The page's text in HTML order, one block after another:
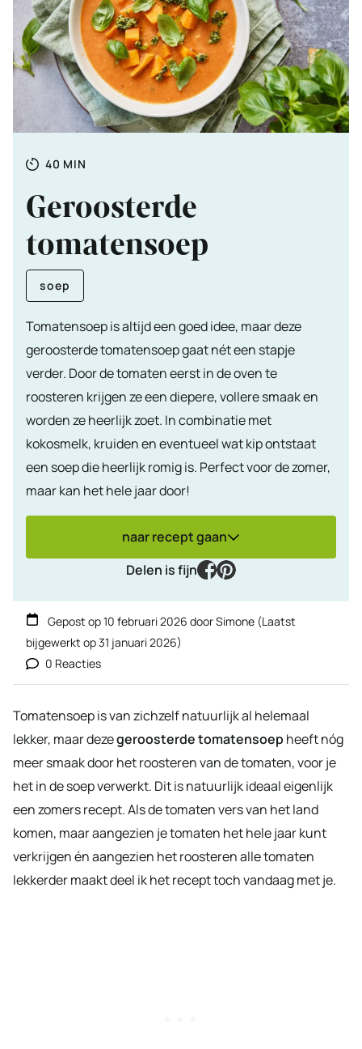
Totale
40 MINUTEN
MIN
Geroosterde
tomatensoep
soep
Tomatensoep is altijd een goed idee, maar deze
geroosterde tomatensoep gaat nét een stapje
verder. Door de tomaten eerst in de oven te
roosteren krijgen ze een diepere, vollere smaak en
worden ze heerlijk zoet. In combinatie met
kokosmelk, kruiden en eventueel wat kip ontstaat
een soep die heerlijk romig is. Perfect voor de zomer,
maar kan het hele jaar door!
naar recept gaan
Delen is fijn
facebook
pinterest
Gepost op10 februari 2026 doorSimone (Laatst
bijgewerkt op31 januari 2026)
0 Reacties
Tomatensoep is van zichzelf natuurlijk al helemaal
lekker, maar dezegeroosterde tomatensoep heeft nóg
meer smaak door het roosteren van de tomaten, voor je
het in de soep verwerkt. Dit is natuurlijk ideaal eigenlijk
een zomers recept. Als de tomaten vers van het land
komen, maar aangezien je tomaten het hele jaar kunt
verkrijgen én aangezien het roosteren alle tomaten
lekkerder maakt deel ik het recept toch vandaag met je.